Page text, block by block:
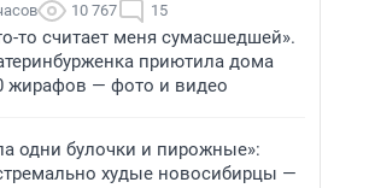
10 767 15
то считает меня сумасшедшей».
приютила дома
жирафов — фото и видео
одни булочки и пирожные»:
худые новосибирцы —